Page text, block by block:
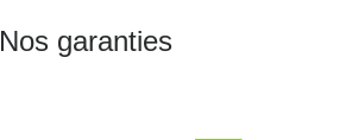
Nos garanties